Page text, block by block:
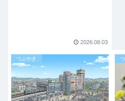
2026.08.03
つぶやき